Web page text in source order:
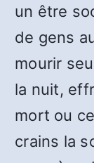
un être
de gens
mourir
la nuit,
mort ou
crains la